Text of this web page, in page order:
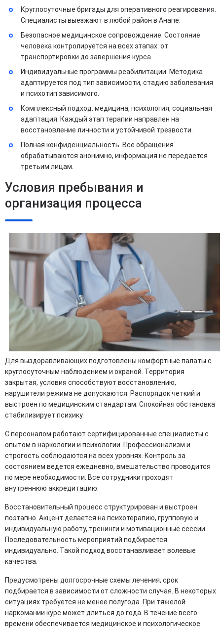
Круглосуточные бригады для оперативного реагирования.
Специалисты выезжают в любой район в Анапе.
Безопасное медицинское сопровождение. Состояние
человека контролируется на всех этапах: от
транспортировки до завершения курса.
Индивидуальные программы реабилитации. Методика
адаптируется под тип зависимости, стадию заболевания
и психотип зависимого.
Комплексный подход: медицина, психология, социальная
адаптация. Каждый этап терапии направлен на
восстановление личности и устойчивой трезвости.
Полная конфиденциальность. Все обращения
обрабатываются анонимно, информация не передается
третьим лицам.
Условия пребывания и
организация процесса
Для выздоравливающих подготовлены комфортные палаты с
круглосуточным наблюдением и охраной. Территория
закрытая, условия способствуют восстановлению,
нарушители режима не допускаются. Распорядок четкий и
выстроен по медицинским стандартам. Спокойная обстановка
стабилизирует психику.
С персоналом работают сертифицированные специалисты с
опытом в наркологии и психологии. Профессионализм и
строгость соблюдаются на всех уровнях. Контроль за
состоянием ведется ежедневно, вмешательство проводится
по мере необходимости. Все сотрудники проходят
внутреннюю аккредитацию.
Восстановительный процесс структурирован и выстроен
поэтапно. Акцент делается на психотерапию, групповую и
индивидуальную работу, тренинги и мотивационные сессии.
Последовательность мероприятий подбирается
индивидуально. Такой подход восстанавливает волевые
качества.
Предусмотрены долгосрочные схемы лечения, срок
подбирается в зависимости от сложности случая. В некоторых
ситуациях требуется не менее полугода. При тяжелой
наркомании курс может длиться до года. В течение всего
времени обеспечивается медицинское и психологическое